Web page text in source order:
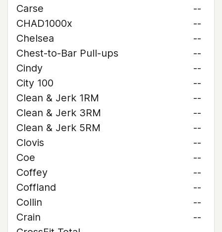
Carse
--
CHAD1000x
--
Chelsea
--
Chest-to-Bar Pull-ups
--
Cindy
--
City 100
--
Clean & Jerk 1RM
--
Clean & Jerk 3RM
--
Clean & Jerk 5RM
--
Clovis
--
Coe
--
Coffey
--
Coffland
--
Collin
--
Crain
--